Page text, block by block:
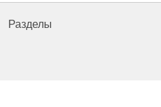
Разделы